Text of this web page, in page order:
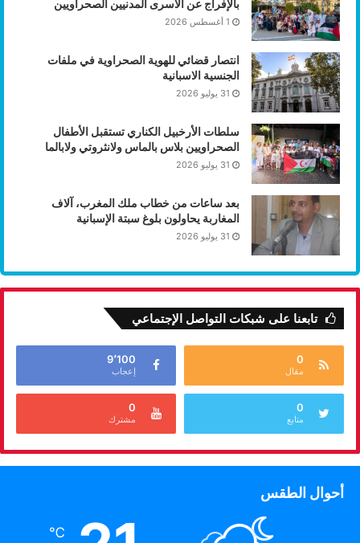
بالإفراج عن الأسرى المدنيين الصحراويين
1 أغسطس 2026
انتصار قضائي للهوية الصحراوية في ملفات
الجنسية الاسبانية
31 يوليو 2026
سلطات الأرخبيل الكناري تستقبل الأطفال
الصحراويين بلاس بالماس ولانثروتي ولابالما
31 يوليو 2026
بعد ساعات من خطاب ملك المغرب، آلاف
المغاربة يحاولون بلوغ سبتة الإسبانية
31 يوليو 2026
تابعنا على شبكات التواصل الإجتماعي
0
مقال
9٬100
إعجاب
0
متابع
0
مشترك
أحوال الطقس
℃